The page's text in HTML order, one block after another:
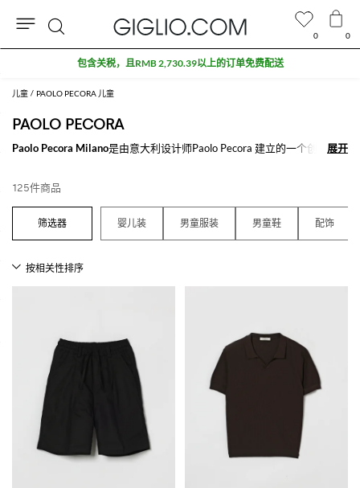
儿童 PAOLO PECORA 儿童
PAOLO PECORA
Paolo Pecora Milano是由意大利设计师Paolo Pecora 建立的一个创意和
一个精致的男士独家设计：带有几何图案、彩色的针织衫和羊毛衫，夹克
和外套奢华的细节突出了Paolo Pecora男士服装的独特之处。
查看所有PAOLO PECORA
展开
展开
125件商品
婴儿装 男童服装 男童鞋 配饰
0 0
奥特莱斯专区额外九折